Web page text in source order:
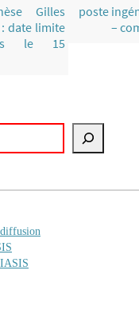
Gilles
date limite
le 15
poste
–